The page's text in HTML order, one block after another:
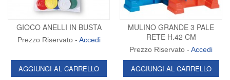
GIOCO ANELLI IN BUSTA
Prezzo Riservato - Accedi
AGGIUNGI AL CARRELLO
MULINO GRANDE 3 PALE
RETE H.42 CM
Prezzo Riservato -Accedi
AGGIUNGI AL CARRELLO